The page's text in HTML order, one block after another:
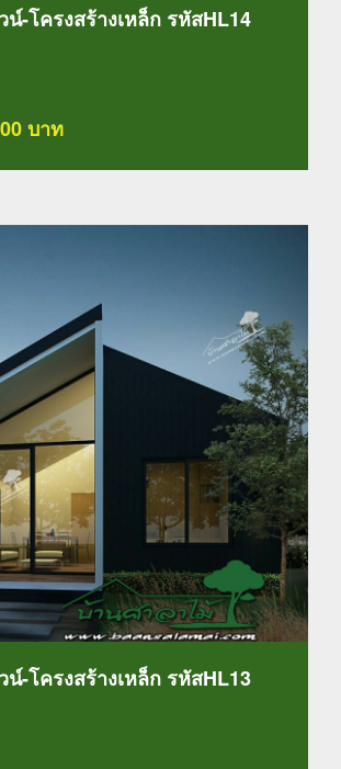
-โครงสร้างเหล็ก รหัสHL14
บาท
-โครงสร้างเหล็ก รหัสHL13